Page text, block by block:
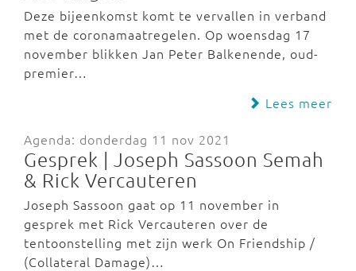
Deze bijeenkomst komt te vervallen in verband
met de coronamaatregelen. Op woensdag 17
november blikken Jan Peter Balkenende, oud-
premier…
Lees meer
Agenda: donderdag 11 nov 2021
Gesprek | Joseph Sassoon Semah
& Rick Vercauteren
Joseph Sassoon gaat op 11 november in
gesprek met Rick Vercauteren over de
tentoonstelling met zijn werk On Friendship /
(Collateral Damage)…